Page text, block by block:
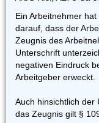
Ein Arbeitnehmer
darauf, dass der
Zeugnis des
Unterschrift
negativen Eindruck
Arbeitgeber erweckt.
Auch hinsichtlich der
das Zeugnis gilt §